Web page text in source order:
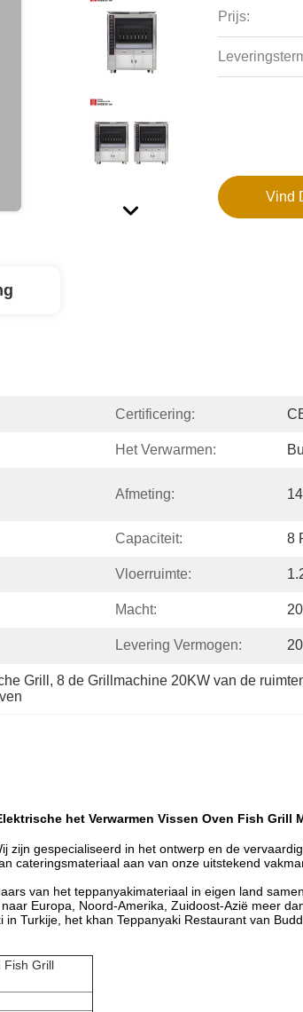
Prijs:
Vind
Certificering:
Het Verwarmen:
Afmeting:
Capaciteit: 8
Vloerruimte:
Macht:
Levering Vermogen:
Grill , 8 de Grillmachine 20KW van de
het Verwarmen Vissen Oven Fish Grill
gespecialiseerd in het ontwerp en de
cateringsmateriaal aan van onze uitstekend
van het teppanyakimateriaal in eigen land
Europa, Noord-Amerika, Zuidoost-Azië meer
Turkije, het khan Teppanyaki Restaurant van
Fish Grill